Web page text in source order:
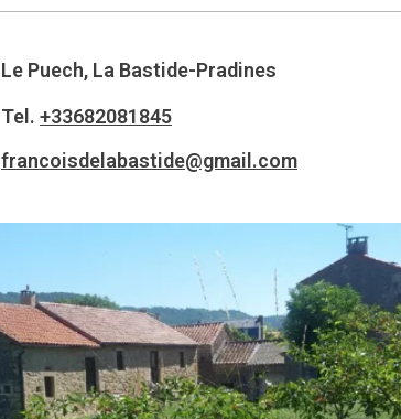
Le Puech, La Bastide-Pradines
Tel. +33682081845
francoisdelabastide@gmail.com